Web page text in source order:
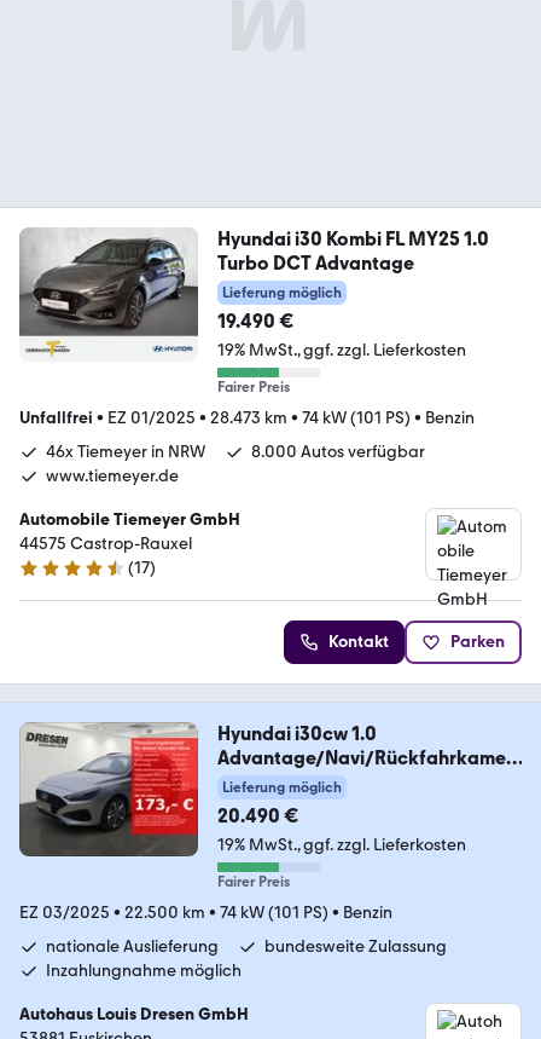
Hyundai i30 Kombi FL MY25 1.0
Turbo DCT Advantage
Lieferung möglich
19.490 €
19% MwSt. ggf. zzgl. Lieferkosten
Fairer Preis
Unfallfrei • EZ 01/2025 • 28.473 km • 74 kW (101 PS) • Benzin
46x Tiemeyer in NRW
8.000 Autos verfügbar
www.tiemeyer.de
Automobile Tiemeyer GmbH
44575 Castrop-Rauxel
4.6 Sterne
(17)
Kontakt Parken
Hyundai i30cw 1.0
Advantage/Navi/Rückfahrkamer
a/Sitzheiz
Lieferung möglich
20.490 €
19% MwSt. ggf. zzgl. Lieferkosten
Fairer Preis
EZ 03/2025 • 22.500 km • 74 kW (101 PS) • Benzin
nationale Auslieferung
bundesweite Zulassung
Inzahlungnahme möglich
Autohaus Louis Dresen GmbH